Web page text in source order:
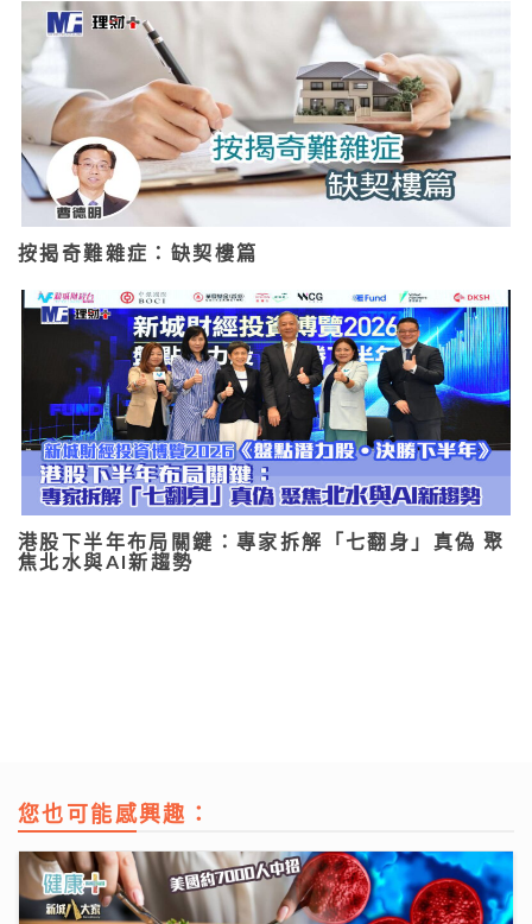
按揭奇難雜症：缺契樓篇
港股下半年布局關鍵：專家拆解「七翻身」真偽 聚
焦北水與AI新趨勢
您也可能感興趣：